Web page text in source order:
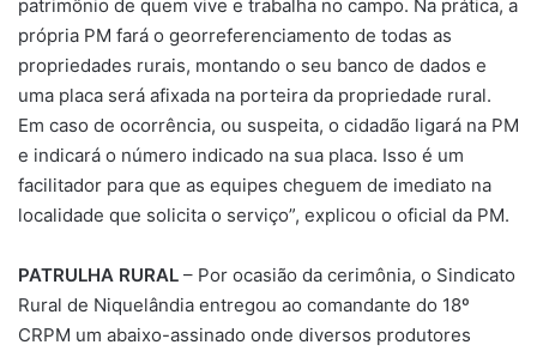
patrimônio de quem vive e trabalha no campo. Na prática, a
própria PM fará o georreferenciamento de todas as
propriedades rurais, montando o seu banco de dados e
uma placa será afixada na porteira da propriedade rural.
Em caso de ocorrência, ou suspeita, o cidadão ligará na PM
e indicará o número indicado na sua placa. Isso é um
facilitador para que as equipes cheguem de imediato na
localidade que solicita o serviço”, explicou o oficial da PM.
PATRULHA RURAL – Por ocasião da cerimônia, o Sindicato
Rural de Niquelândia entregou ao comandante do 18º
CRPM um abaixo-assinado onde diversos produtores